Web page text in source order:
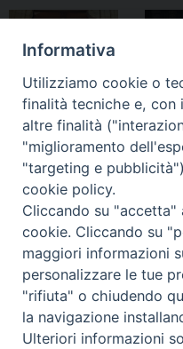
Apertura Anno
Giubilare 2025
CONTATTI:
LUCERA: Piazza Duomo, 13 -
0881/520882 - e-mail:
Vescovo: tel/fax 0881/522244
vescovo@diocesiluceratroia.it
TROIA : Piazza Episcopio -
Informativa
Utilizziamo cookie o
finalità tecniche e, con
altre finalità
"miglioramento
"targeting e
cookie policy.
Cliccando su
cookie. Cliccando su
maggiori informazioni
personalizzare le tue
"rifiuta" o chiudendo
la navigazione
Ulteriori informazioni